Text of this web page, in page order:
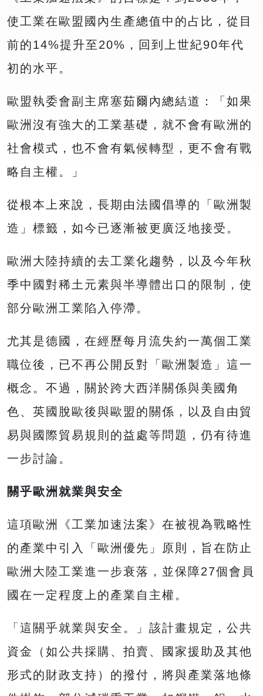
使工業在歐盟國內生產總值中的占比，從目
前的14%提升至20%，回到上世紀90年代
初的水平。
歐盟執委會副主席塞茹爾內總結道：「如果
歐洲沒有強大的工業基礎，就不會有歐洲的
社會模式，也不會有氣候轉型，更不會有戰
略自主權。」
從根本上來說，長期由法國倡導的「歐洲製
造」標籤，如今已逐漸被更廣泛地接受。
歐洲大陸持續的去工業化趨勢，以及今年秋
季中國對稀土元素與半導體出口的限制，使
部分歐洲工業陷入停滯。
尤其是德國，在經歷每月流失約一萬個工業
職位後，已不再公開反對「歐洲製造」這一
概念。不過，關於跨大西洋關係與美國角
色、英國脫歐後與歐盟的關係，以及自由貿
易與國際貿易規則的益處等問題，仍有待進
一步討論。
關乎歐洲就業與安全
這項歐洲《工業加速法案》在被視為戰略性
的產業中引入「歐洲優先」原則，旨在防止
歐洲大陸工業進一步衰落，並保障27個會員
國在一定程度上的產業自主權。
「這關乎就業與安全。」該計畫規定，公共
資金（如公共採購、拍賣、國家援助及其他
形式的財政支持）的撥付，將與產業落地條